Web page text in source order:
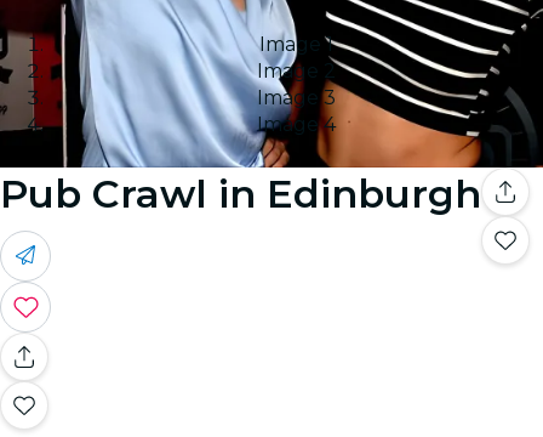
Image 1
Image 2
Image 3
Image 4
Pub Crawl in Edinburgh